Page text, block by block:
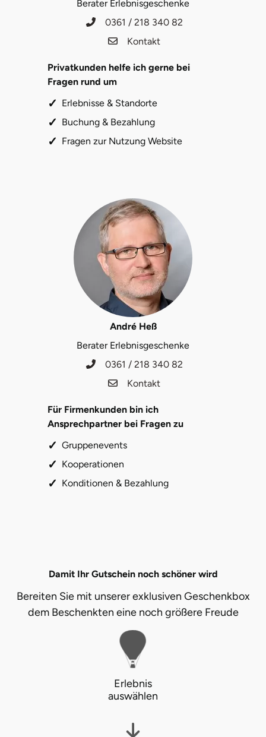
Berater Erlebnisgeschenke
0361 / 218 340 82
Kontakt
Privatkunden helfe ich gerne bei
Fragen rund um
Erlebnisse & Standorte
Buchung & Bezahlung
Fragen zur Nutzung Website
André Heß
Berater Erlebnisgeschenke
0361 / 218 340 82
Kontakt
Für Firmenkunden bin ich
Ansprechpartner bei Fragen zu
Gruppenevents
Kooperationen
Konditionen & Bezahlung
Damit Ihr Gutschein noch schöner wird
Bereiten Sie mit unserer exklusiven Geschenkbox
dem Beschenkten eine noch größere Freude
Erlebnis
auswählen
Schongau
Schwabach
Schweinfurt
Stormarn
Trier